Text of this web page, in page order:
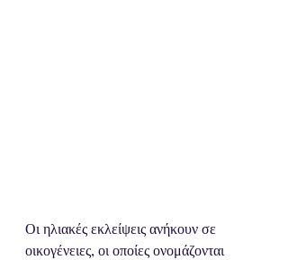
Οι ηλιακές εκλείψεις ανήκουν σε
οικογένειες, οι οποίες ονομάζονται